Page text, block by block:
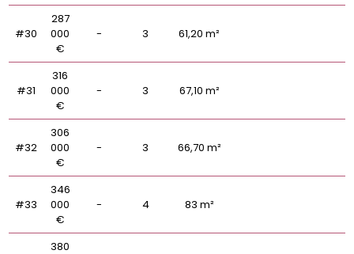
#30
287
000
€
- 3 61,20 m²
#31
316
000
€
- 3 67,10 m²
#32
306
000
€
- 3 66,70 m²
#33
346
000
€
- 4 83 m²
380